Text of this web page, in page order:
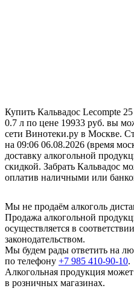
Купить Кальвадос Lecompte
0.7 л по цене 19933 руб. вы
сети Винотеки.ру в Москве.
на 09:06 06.08.2026 (время
доставку алкогольной
скидкой. Забрать Кальвадос
оплатив наличными или
Мы не продаём алкоголь
Продажа алкогольной
осуществляется в
законодательством.
Мы будем рады ответить на
по телефону +7 985 410-90-10.
Алкогольная продукция
в розничных магазинах.